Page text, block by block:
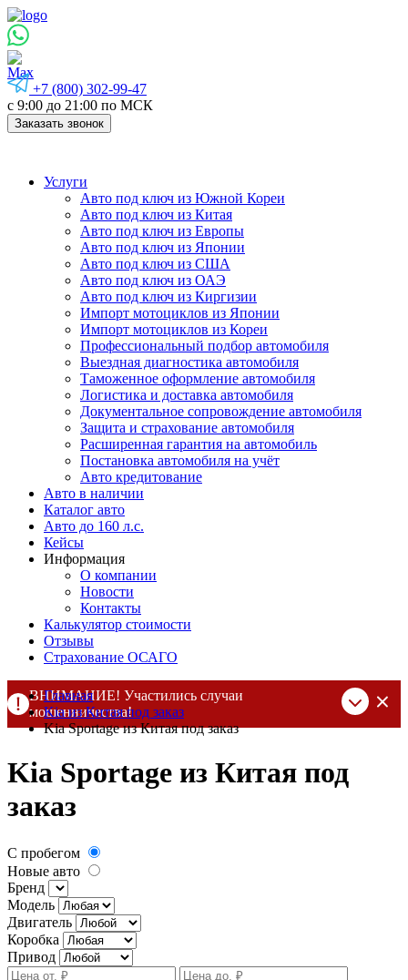
+7 (800) 302-99-47
с 9:00 до 21:00 по МСК
Заказать звонок
Услуги
Авто под ключ из Южной Кореи
Авто под ключ из Китая
Авто под ключ из Европы
Авто под ключ из Японии
Авто под ключ из США
Авто под ключ из ОАЭ
Авто под ключ из Киргизии
Импорт мотоциклов из Японии
Импорт мотоциклов из Кореи
Профессиональный подбор автомобиля
Выездная диагностика автомобиля
Таможенное оформление автомобиля
Логистика и доставка автомобиля
Документальное сопровождение автомобиля
Защита и страхование автомобиля
Расширенная гарантия на автомобиль
Постановка автомобиля на учёт
Авто кредитование
Авто в наличии
Каталог авто
Авто до 160 л.с.
Кейсы
Информация
О компании
Новости
Контакты
Калькулятор стоимости
Отзывы
Страхование ОСАГО
ВНИМАНИЕ! Участились случаи
мошенничества!
Компания DSS Group принимает оплату за свои услуги только
При любых подозрениях, свяжитесь с нами по официальным
контактам, указанным в соц сетях и на сайте
Главная
Kia из Китая под заказ
Kia Sportage из Китая под заказ
Kia Sportage из Китая под
заказ
С пробегом
Новые авто
Бренд
Модель
Двигатель
Коробка
Привод